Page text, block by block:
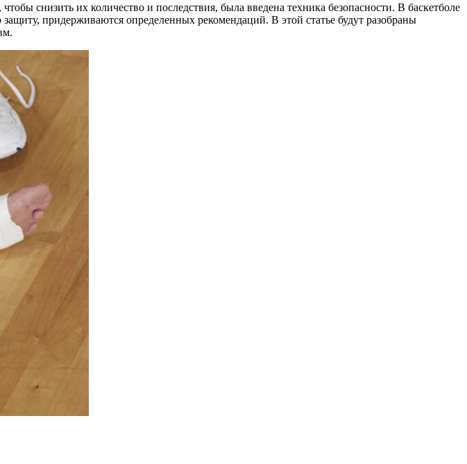
снизить их количество и последствия, была введена техника безопасности. В баскетболе
придерживаются определенных рекомендаций. В этой статье будут разобраны